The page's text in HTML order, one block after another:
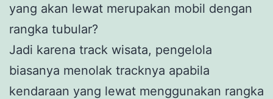
yang akan lewat merupakan mobil dengan
rangka tubular?
Jadi karena track wisata, pengelola
biasanya menolak tracknya apabila
kendaraan yang lewat menggunakan rangka